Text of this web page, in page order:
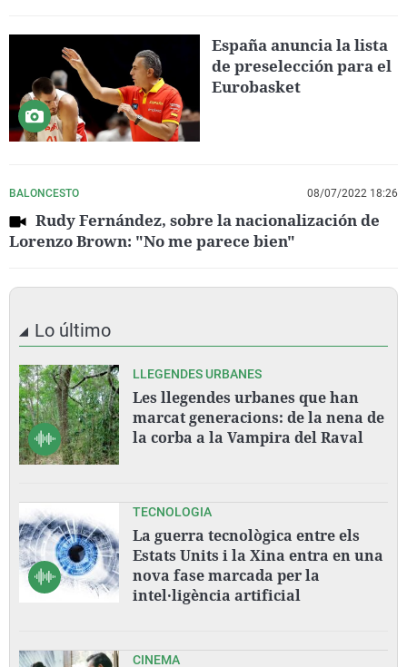
España anuncia la lista
de preselección para el
Eurobasket
BALONCESTO 08/07/2022 18:26
Rudy Fernández, sobre la nacionalización de
Lorenzo Brown: "No me parece bien"
Lo último
LLEGENDES URBANES
Les llegendes urbanes que han
marcat generacions: de la nena de
la corba a la Vampira del Raval
TECNOLOGIA
La guerra tecnològica entre els
Estats Units i la Xina entra en una
nova fase marcada per la
intel·ligència artificial
CINEMA